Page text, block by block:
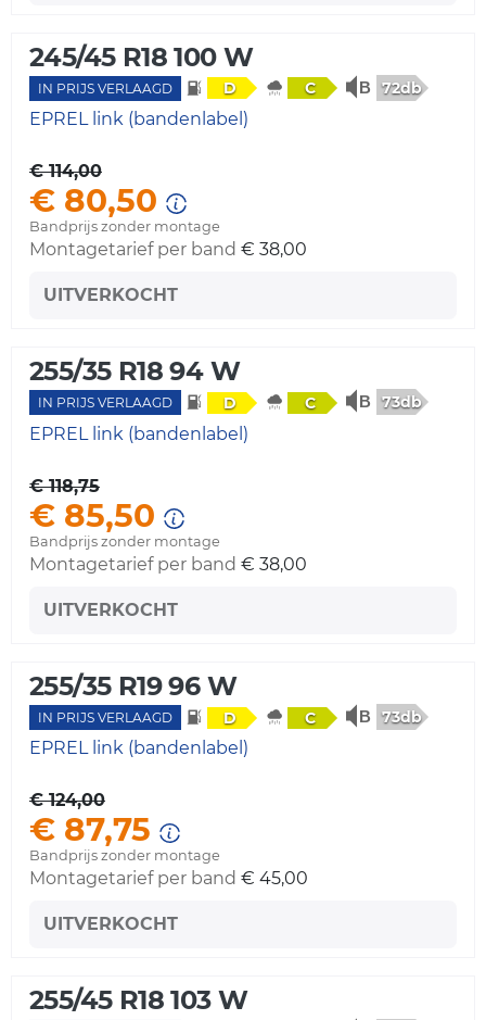
245/45 R18 100 W
IN PRIJS VERLAAGD D C 72db
EPREL link (bandenlabel)
€ 114,00
€ 80,50
Bandprijs zonder montage
Montagetarief per band € 38,00
UITVERKOCHT
255/35 R18 94 W
IN PRIJS VERLAAGD D C 73db
EPREL link (bandenlabel)
€ 118,75
€ 85,50
Bandprijs zonder montage
Montagetarief per band € 38,00
UITVERKOCHT
255/35 R19 96 W
IN PRIJS VERLAAGD D C 73db
EPREL link (bandenlabel)
€ 124,00
€ 87,75
Bandprijs zonder montage
Montagetarief per band € 45,00
UITVERKOCHT
255/45 R18 103 W